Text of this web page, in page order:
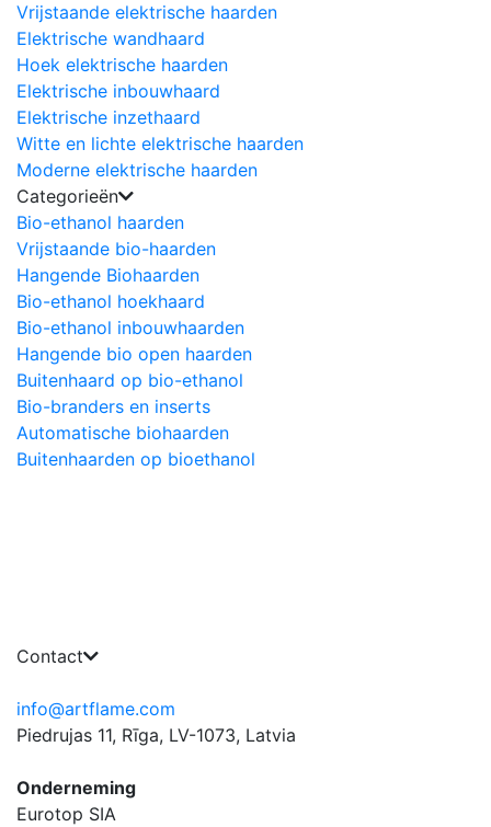
Vrijstaande elektrische haarden
Elektrische wandhaard
Hoek elektrische haarden
Elektrische inbouwhaard
Elektrische inzethaard
Witte en lichte elektrische haarden
Moderne elektrische haarden
Categorieën
Bio-ethanol haarden
Vrijstaande bio-haarden
Hangende Biohaarden
Bio-ethanol hoekhaard
Bio-ethanol inbouwhaarden
Hangende bio open haarden
Buitenhaard op bio-ethanol
Bio-branders en inserts
Automatische biohaarden
Buitenhaarden op bioethanol
Contact
info@artflame.com
Piedrujas 11, Rīga, LV-1073, Latvia
Onderneming
Eurotop SIA